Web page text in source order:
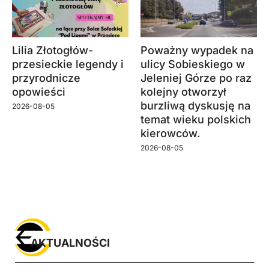
Lilia Złotogłów-
przesieckie legendy i
przyrodnicze
opowieści
2026-08-05
Poważny wypadek na
ulicy Sobieskiego w
Jeleniej Górze po raz
kolejny otworzył
burzliwą dyskusję na
temat wieku polskich
kierowców.
2026-08-05
AKTUALNOŚCI